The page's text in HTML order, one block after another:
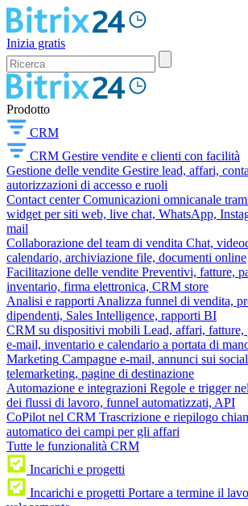
Inizia gratis
Prodotto
CRM
CRM Gestire vendite e clienti con facilità
Gestione delle vendite Gestire lead, affari,
autorizzazioni di accesso e ruoli
Contact center Comunicazioni omnicanale
widget per siti web, live chat, WhatsApp,
mail
Collaborazione del team di vendita Chat,
calendario, archiviazione file, documenti online
Facilitazione delle vendite Preventivi, fatture,
inventario, firma elettronica, CRM store
Analisi e rapporti Analizza funnel di vendita,
dipendenti, Sales Intelligence, rapporti BI
CRM su dispositivi mobili Lead, affari, fatture,
e-mail, inventario e calendario a portata di
Marketing Campagne e-mail, annunci sui
telemarketing, pagine di destinazione
Automazione e integrazioni Regole e trigger
dei flussi di lavoro, funnel automatizzati, API
CoPilot nel CRM Trascrizione e riepilogo
automatico dei campi per gli affari
Tutte le funzionalità CRM
Incarichi e progetti
Incarichi e progetti Portare a termine il